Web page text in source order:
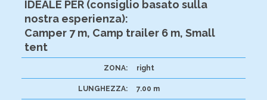
IDEALE PER (consiglio basato sulla
nostra esperienza):
Camper 7 m, Camp trailer 6 m, Small
tent
ZONA: right
LUNGHEZZA: 7.00 m